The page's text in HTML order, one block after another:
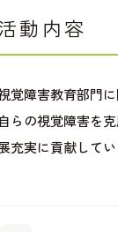
動内容
覚障害教育部門
自らの視覚障害を
充実に貢献してい